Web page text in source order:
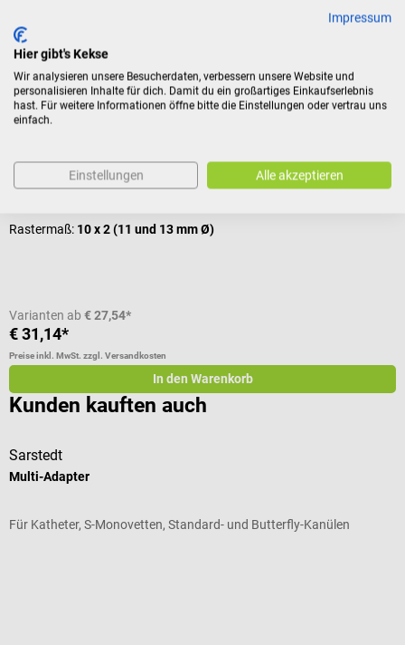
Zubehör
Sarstedt
Passend für Gefäße mit Ø 11 & 13 mm
Rastermaß: 10 x 2 (11 und 13 mm Ø)
Varianten ab € 27,54*
€ 31,14*
Preise inkl. MwSt. zzgl. Versandkosten
In den Warenkorb
Kunden kauften auch
Sarstedt
Multi-Adapter
Für Katheter, S-Monovetten, Standard- und Butterfly-Kanülen
Impressum
Hier gibt's Kekse
Wir analysieren unsere Besucherdaten, verbessern unsere Website und
personalisieren Inhalte für dich. Damit du ein großartiges Einkaufserlebnis
hast. Für weitere Informationen öffne bitte die Einstellungen oder vertrau uns
einfach.
Einstellungen Alle akzeptieren